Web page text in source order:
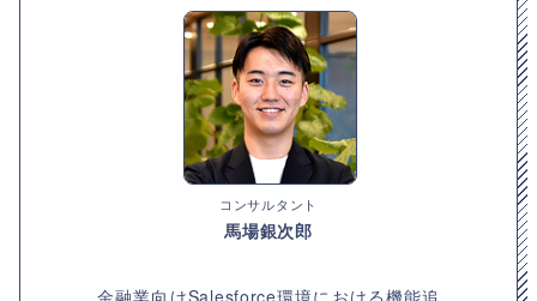
コンサルタント
馬場銀次郎
金融業向けSalesforce環境における機能追